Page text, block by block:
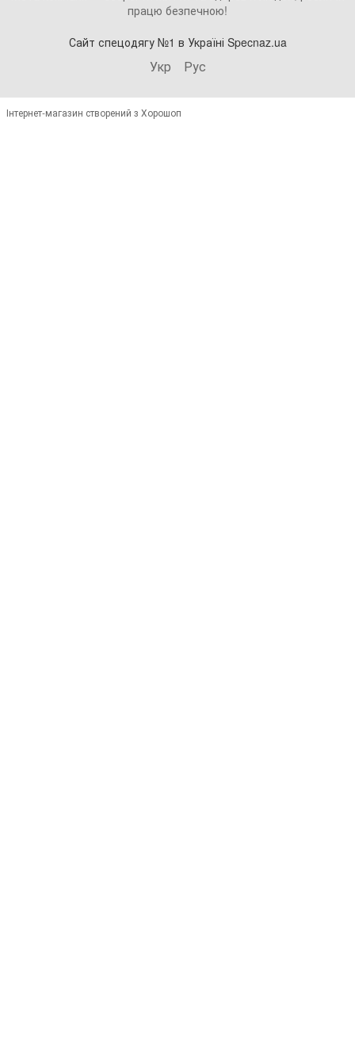
працю безпечною!
Сайт спецодягу №1 в Україні Specnaz.ua
Укр Рус
Інтернет-магазин створений з Хорошоп